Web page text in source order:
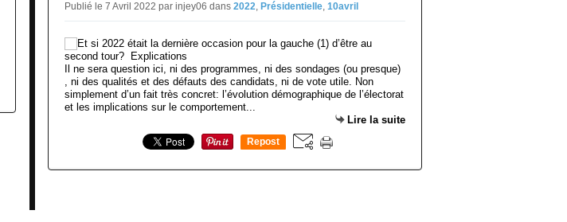
Publié le 7 Avril 2022 par injey06 dans 2022, Présidentielle, 10avril
Il ne sera question ici, ni des programmes, ni des sondages (ou presque)
, ni des qualités et des défauts des candidats, ni de vote utile. Non
simplement d’un fait très concret: l’évolution démographique de l’électorat
et les implications sur le comportement...
Lire la suite
Repost